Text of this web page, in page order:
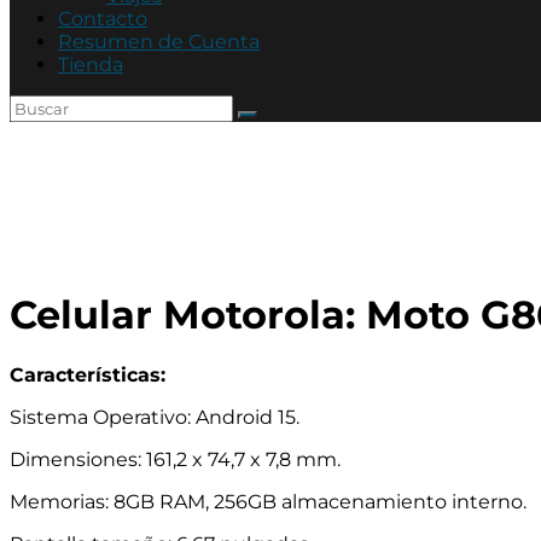
Mutual
Policía
Córdoba
Contacto
Resumen de Cuenta
Tienda
Celular Motorola: Moto
Características:
Sistema Operativo: Android 15.
Dimensiones: 161,2 x 74,7 x 7,8 mm.
Memorias: 8GB RAM, 256GB almacenamiento interno.